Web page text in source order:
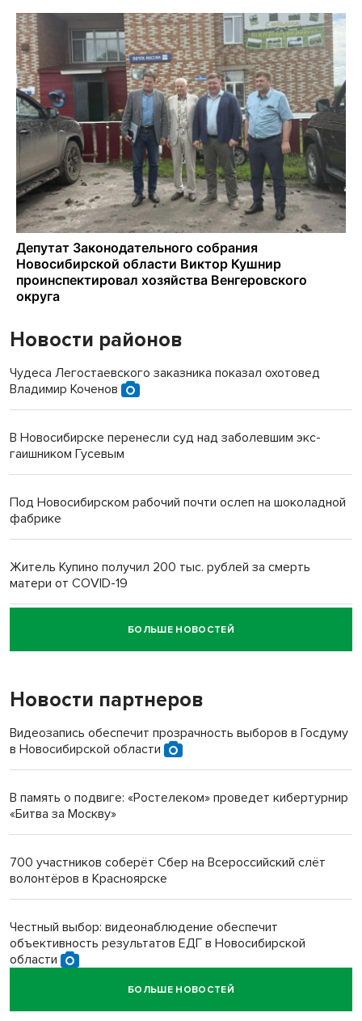
Новости районов
Чудеса Легостаевского заказника показал охотовед
Владимир Коченов
В Новосибирске перенесли суд над заболевшим экс-
гаишником Гусевым
Под Новосибирском рабочий почти ослеп на шоколадной
фабрике
Житель Купино получил 200 тыс. рублей за смерть
матери от COVID-19
Новосибирский суд наказал водителя за смерть
пенсионерки на вокзале
«Мы живём на пастбище!»: в новосибирском селе лошади
терроризируют жителей
Инвалид получил условный срок за избиение врачей
БОЛЬШЕ НОВОСТЕЙ
Новости партнеров
Видеозапись обеспечит прозрачность выборов в Госдуму
в Новосибирской области
В память о подвиге: «Ростелеком» проведет кибертурнир
«Битва за Москву»
700 участников соберёт Сбер на Всероссийский слёт
волонтёров в Красноярске
Честный выбор: видеонаблюдение обеспечит
объективность результатов ЕДГ в Новосибирской
области
Кибертанки пошли в бой: «Ростелеком» объявляет
БОЛЬШЕ НОВОСТЕЙ